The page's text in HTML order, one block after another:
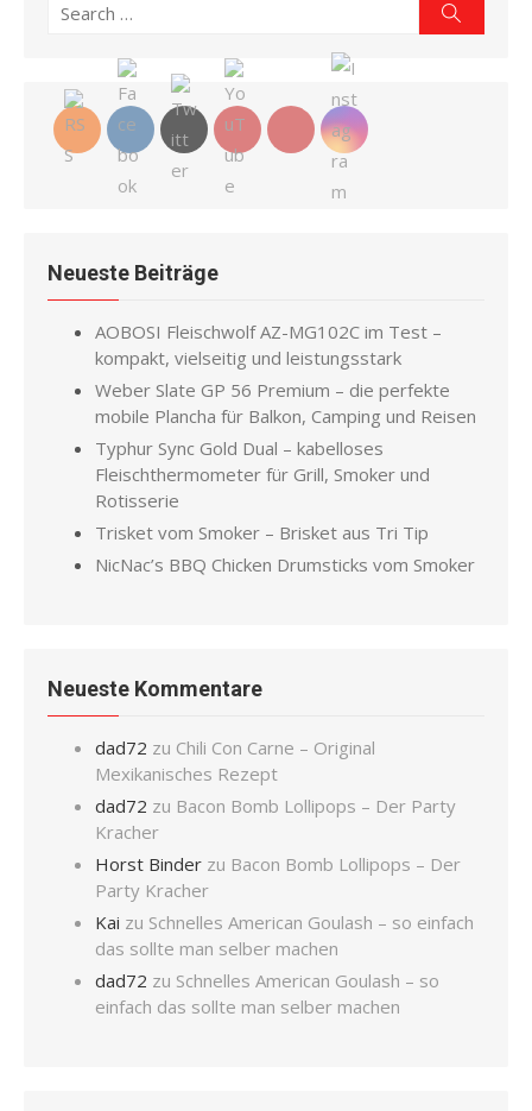
Search
Neueste Beiträge
AOBOSI Fleischwolf AZ-MG102C im Test –
kompakt, vielseitig und leistungsstark
Weber Slate GP 56 Premium – die perfekte
mobile Plancha für Balkon, Camping und Reisen
Typhur Sync Gold Dual – kabelloses
Fleischthermometer für Grill, Smoker und
Rotisserie
Trisket vom Smoker – Brisket aus Tri Tip
NicNac’s BBQ Chicken Drumsticks vom Smoker
Neueste Kommentare
dad72 zu Chili Con Carne – Original
Mexikanisches Rezept
dad72 zu Bacon Bomb Lollipops – Der Party
Kracher
Horst Binder zu Bacon Bomb Lollipops – Der
Party Kracher
Kai zu Schnelles American Goulash – so einfach
das sollte man selber machen
dad72 zu Schnelles American Goulash – so
einfach das sollte man selber machen